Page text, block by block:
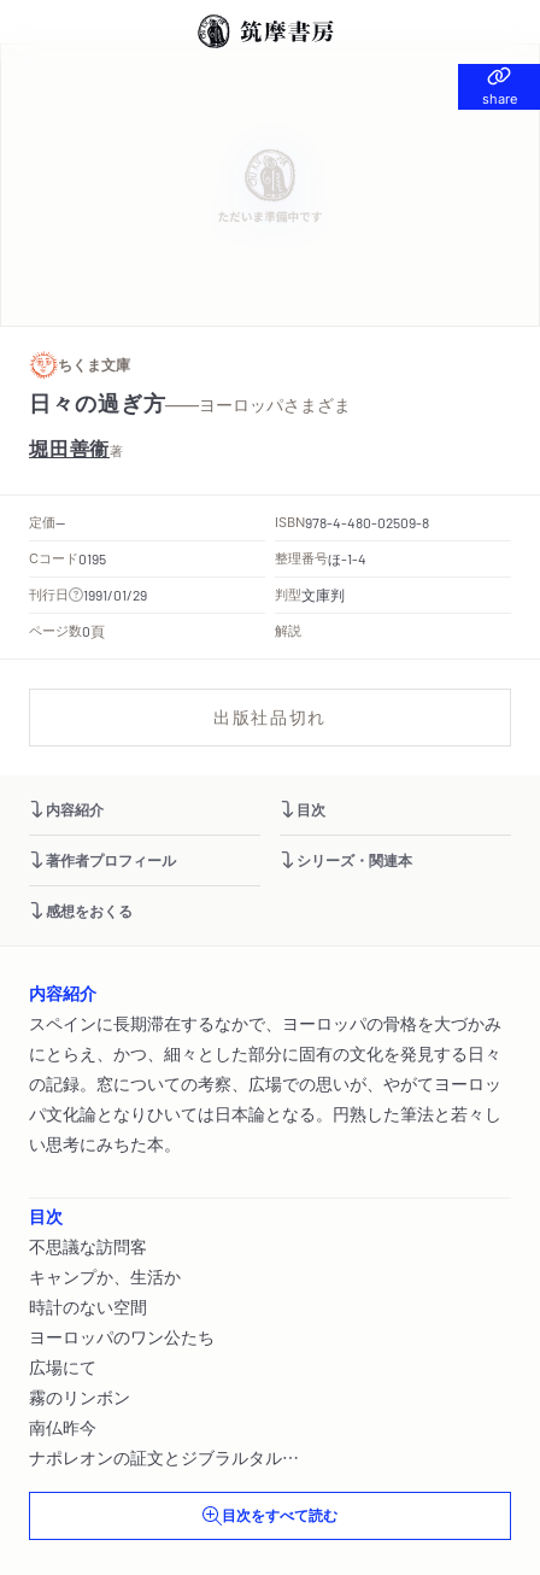
share
share
ちくま文庫
日々の過ぎ方——ヨーロッパさまざま
堀田善衞著
定価-- ISBN978-4-480-02509-8
Cコード0195 整理番号ほ-1-4
刊行日 1991/01/29 判型文庫判
ページ数0頁 解説
出版社品切れ
内容紹介 目次
著作者プロフィール シリーズ・関連本
感想をおくる
内容紹介
スペインに長期滞在するなかで、ヨーロッパの骨格を大づかみ
にとらえ、かつ、細々とした部分に固有の文化を発見する日々
の記録。窓についての考察、広場での思いが、やがてヨーロッ
パ文化論となりひいては日本論となる。円熟した筆法と若々し
い思考にみちた本。
目次
不思議な訪問客
キャンプか、生活か
時計のない空間
ヨーロッパのワン公たち
広場にて
霧のリンボン
南仏昨今
ナポレオンの証文とジブラルタル
スイスという国
マドリード所在私蔵ゴヤ展
目次をすべて読む